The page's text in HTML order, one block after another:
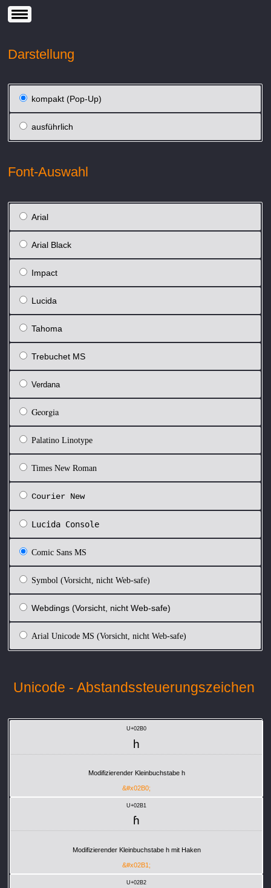
Darstellung
kompakt (Pop-Up)
ausführlich
Font-Auswahl
Arial
Arial Black
Impact
Lucida
Tahoma
Trebuchet MS
Verdana
Georgia
Palatino Linotype
Times New Roman
Courier New
Lucida Console
Comic Sans MS
Symbol (Vorsicht, nicht Web-safe)
Webdings (Vorsicht, nicht Web-safe)
Arial Unicode MS (Vorsicht, nicht Web-safe)
Unicode - Abstandssteuerungszeichen
U+02B0
ʰ
Modifizierender Kleinbuchstabe h
&#x02B0;
U+02B1
ʱ
Modifizierender Kleinbuchstabe h mit Haken
&#x02B1;
U+02B2